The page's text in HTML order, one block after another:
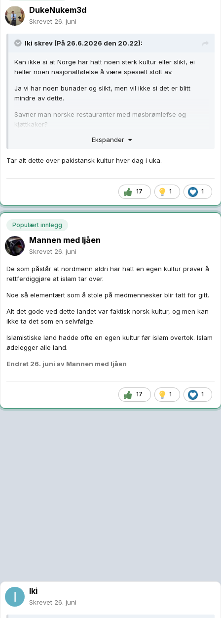
DukeNukem3d
Skrevet 26. juni
Iki skrev (På 26.6.2026 den 20.22):
Kan ikke si at Norge har hatt noen sterk kultur eller slikt, ei
heller noen nasjonalfølelse å være spesielt stolt av.
Ja vi har noen bunader og slikt, men vil ikke si det er blitt
mindre av dette.
Savner man norske restauranter med møsbrømlefse og
kjøttkaker?
Ekspander
Tar alt dette over pakistansk kultur hver dag i uka.
17 1 1
Populært innlegg
Mannen med ljåen
Skrevet 26. juni
De som påstår at nordmenn aldri har hatt en egen kultur prøver å
rettferdiggjøre at islam tar over.
Noe så elementært som å stole på medmennesker blir tatt for gitt.
Alt det gode ved dette landet var faktisk norsk kultur, og men kan
ikke ta det som en selvfølge.
Islamistiske land hadde ofte en egen kultur før islam overtok. Islam
ødelegger alle land.
Endret 26. juni av Mannen med ljåen
17 1 1
Iki
Skrevet 26. juni